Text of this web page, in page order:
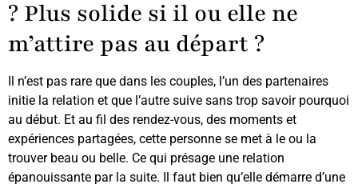
? Plus solide si il ou elle ne
m’attire pas au départ ?
Il n’est pas rare que dans les couples, l’un des partenaires
initie la relation et que l’autre suive sans trop savoir pourquoi
au début. Et au fil des rendez-vous, des moments et
expériences partagées, cette personne se met à le ou la
trouver beau ou belle. Ce qui présage une relation
épanouissante par la suite. Il faut bien qu’elle démarre d’une